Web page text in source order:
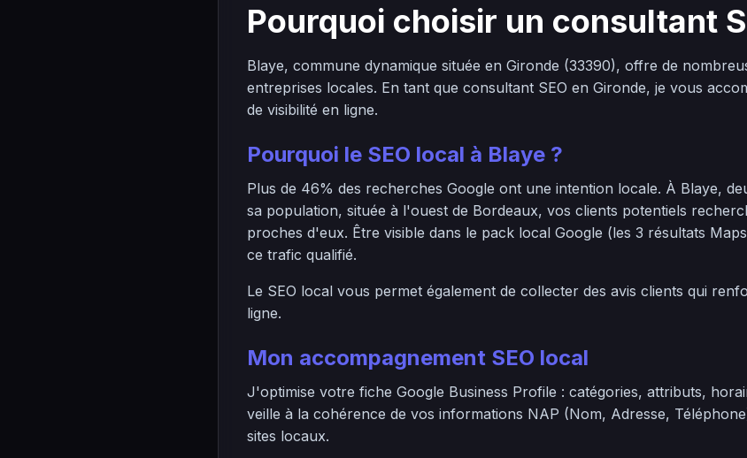
Pourquoi choisir un consultant
Blaye, commune dynamique située en Gironde (33390), offre de
entreprises locales. En tant que consultant SEO en Gironde, je vous
de visibilité en ligne.
Pourquoi le SEO local à Blaye ?
Plus de 46% des recherches Google ont une intention locale. À Blaye,
sa population, située à l'ouest de Bordeaux, vos clients potentiels
proches d'eux. Être visible dans le pack local Google (les 3 résultats
ce trafic qualifié.
Le SEO local vous permet également de collecter des avis clients qui
ligne.
Mon accompagnement SEO local
J'optimise votre fiche Google Business Profile : catégories, attributs,
veille à la cohérence de vos informations NAP (Nom, Adresse,
sites locaux.